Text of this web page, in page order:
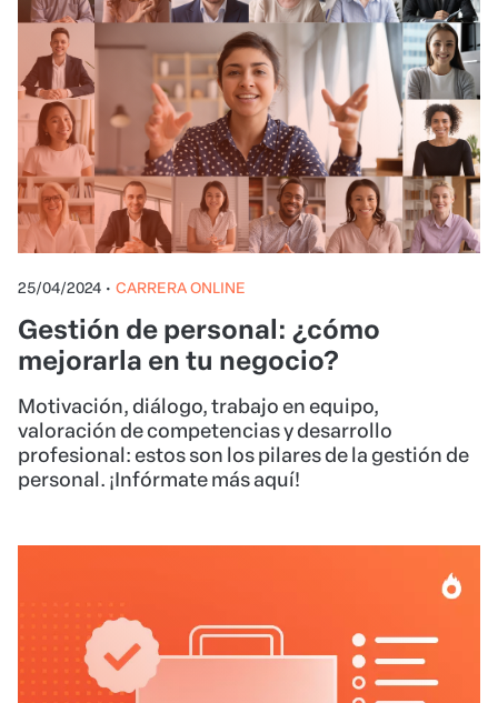
25/04/2024 • CARRERA ONLINE
Gestión de personal: ¿cómo
mejorarla en tu negocio?
Motivación, diálogo, trabajo en equipo,
valoración de competencias y desarrollo
profesional: estos son los pilares de la gestión de
personal. ¡Infórmate más aquí!